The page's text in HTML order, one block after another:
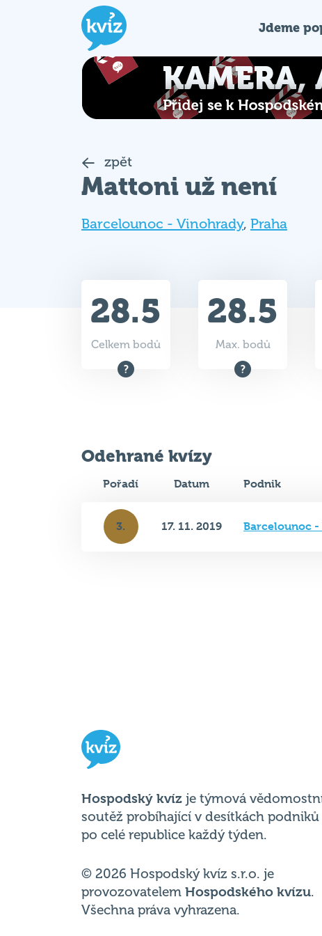
Jdeme
zpět
Mattoni už není
Barcelounoc - Vinohrady, Praha
28.5
Celkem bodů
28.5
Max. bodů
Odehrané kvízy
Pořadí Datum Podnik
3. 17. 11. 2019 Barcelounoc
Hospodský kvíz je týmová
soutěž probíhající v desítkách podniků
po celé republice každý týden.
© 2026 Hospodský kvíz s.r.o. je
provozovatelem Hospodského kvízu.
Všechna práva vyhrazena.